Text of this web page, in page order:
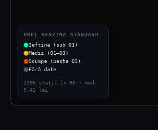
PREȚ BENZINA STANDARD
Ieftine (sub Q1)
Medii (Q1–Q3)
Scumpe (peste Q3)
Fără date
1396 stații în RO · med:
9.42 lei